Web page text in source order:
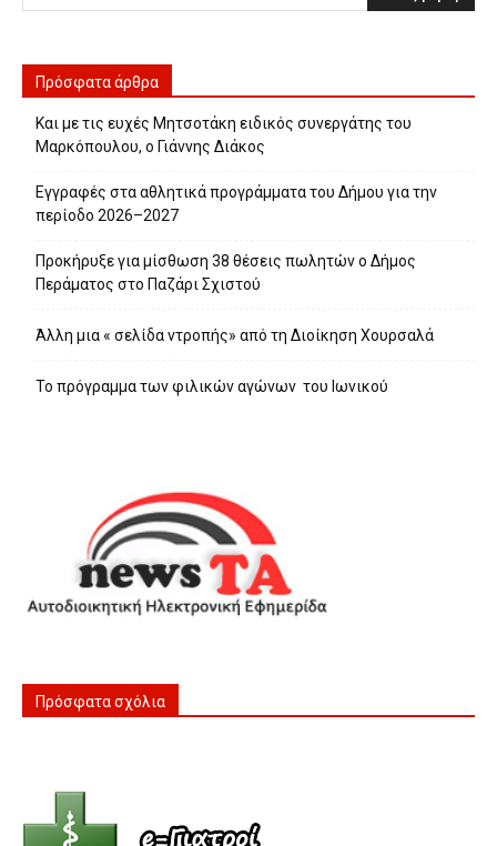
Πρόσφατα άρθρα
Και με τις ευχές Μητσοτάκη ειδικός συνεργάτης του
Μαρκόπουλου, ο Γιάννης Διάκος
Εγγραφές στα αθλητικά προγράμματα του Δήμου για την
περίοδο 2026–2027
Προκήρυξε για μίσθωση 38 θέσεις πωλητών ο Δήμος
Περάματος στο Παζάρι Σχιστού
Άλλη μια « σελίδα ντροπής» από τη Διοίκηση Χουρσαλά
Το πρόγραμμα των φιλικών αγώνων του Ιωνικού
Πρόσφατα σχόλια